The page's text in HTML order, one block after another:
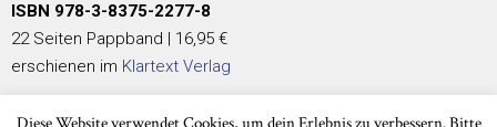
ISBN 978-3-8375-2277-8
22 Seiten Pappband | 16,95 €
erschienen im Klartext Verlag